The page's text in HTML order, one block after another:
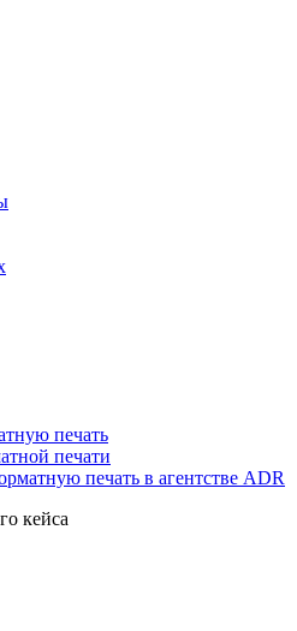
печать
печати
печать в агентстве ADR
кейса